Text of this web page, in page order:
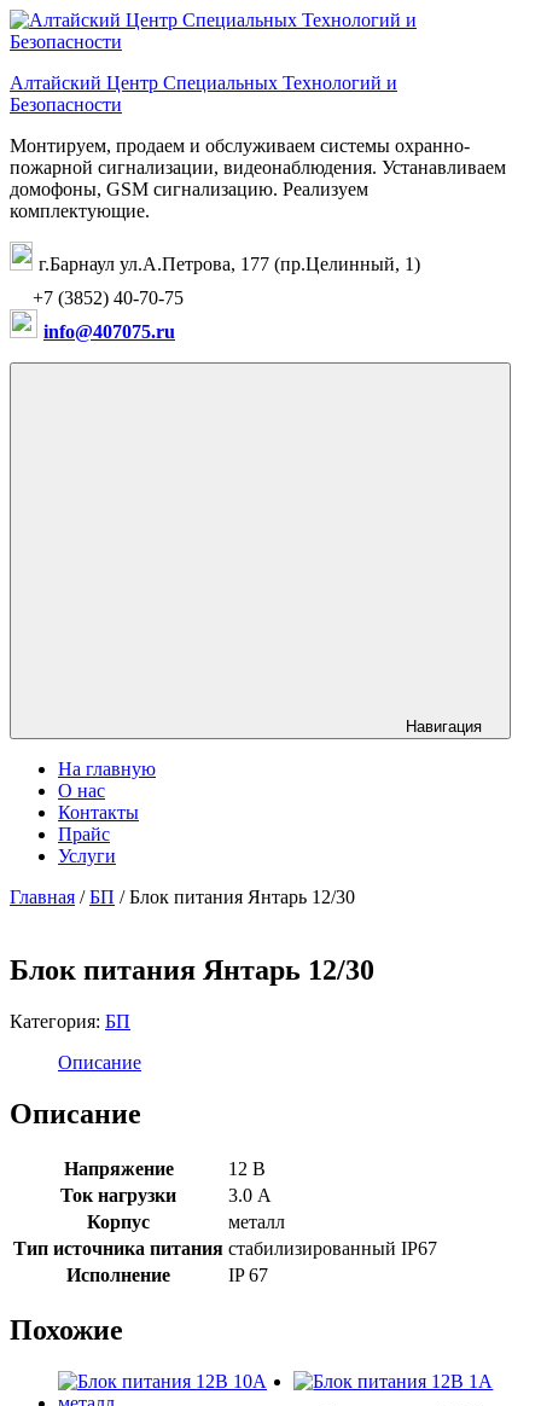
Перейти
к
Алтайский Центр Специальных Технологий и
Безопасности
Монтируем, продаем и обслуживаем системы охранно-
пожарной сигнализации, видеонаблюдения. Устанавливаем
домофоны, GSM сигнализацию. Реализуем
комплектующие.
г.Барнаул ул.А.Петрова, 177 (пр.Целинный, 1)
+7 (3852) 40-70-75
info@407075.ru
Навигация
На главную
О нас
Контакты
Прайс
Услуги
Главная /БП / Блок питания Янтарь 12/30
Блок питания Янтарь 12/30
Категория: БП
Описание
Описание
Напряжение
12 В
Ток нагрузки
3.0 А
Корпус
металл
Тип источника питания стабилизированный IP67
Исполнение
IP 67
Похожие